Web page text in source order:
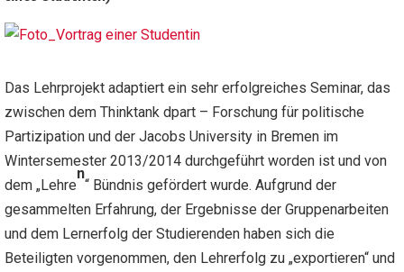
Das Lehrprojekt adaptiert ein sehr erfolgreiches Seminar, das
zwischen dem Thinktank dpart – Forschung für politische
Partizipation und der Jacobs University in Bremen im
Wintersemester 2013/2014 durchgeführt worden ist und von
dem „Lehre
n
“ Bündnis gefördert wurde. Aufgrund der
gesammelten Erfahrung, der Ergebnisse der Gruppenarbeiten
und dem Lernerfolg der Studierenden haben sich die
Beteiligten vorgenommen, den Lehrerfolg zu „exportieren“ und